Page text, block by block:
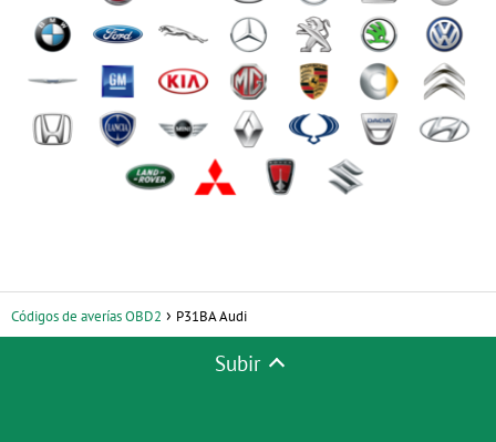
Códigos de averías OBD2 P31BA Audi
Subir